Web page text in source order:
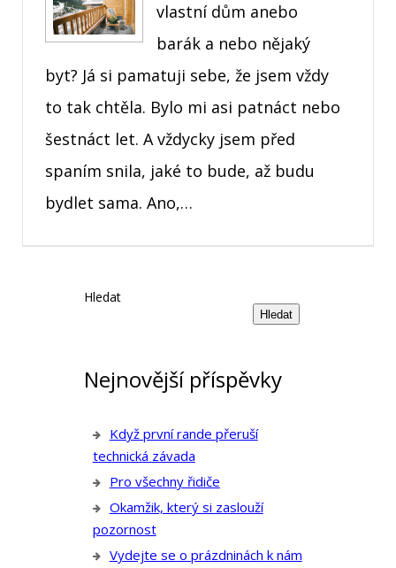
vlastní dům anebo
barák a nebo nějaký
byt? Já si pamatuji sebe, že jsem vždy
to tak chtěla. Bylo mi asi patnáct nebo
šestnáct let. A vždycky jsem před
spaním snila, jaké to bude, až budu
bydlet sama. Ano,…
Hledat
Hledat
Nejnovější příspěvky
Když první rande přeruší
technická závada
Pro všechny řidiče
Okamžik, který si zaslouží
pozornost
Vydejte se o prázdninách k nám